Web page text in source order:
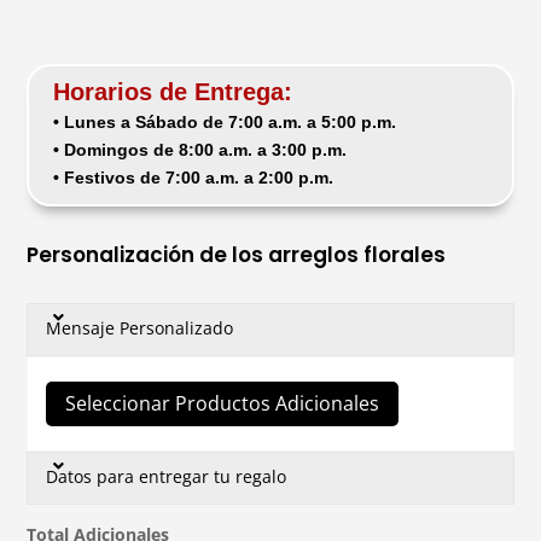
Horarios de Entrega:
• Lunes a Sábado de 7:00 a.m. a 5:00 p.m.
• Domingos de 8:00 a.m. a 3:00 p.m.
• Festivos de 7:00 a.m. a 2:00 p.m.
Personalización de los arreglos florales
Mensaje Personalizado
Seleccionar Productos Adicionales
Datos para entregar tu regalo
Total Adicionales